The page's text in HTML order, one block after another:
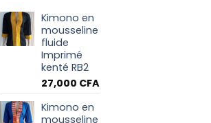
Kimono en
mousseline
fluide
Imprimé
kenté RB2
27,000 CFA
Kimono en
mousseline